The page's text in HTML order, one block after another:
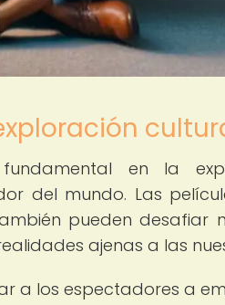
en la
del mundo. Las
pueden desafiar
ajenas a las
a los espectadores a